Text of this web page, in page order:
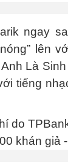
ngay
lên
Là
tiếng